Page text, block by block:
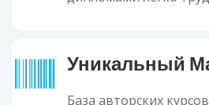
Уникальный
База авторских